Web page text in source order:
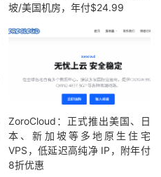
坡/美国机房，年付$24.99
ZoroCloud：正式推出美国、日
本、新加坡等多地原生住宅
VPS，低延迟高纯净 IP，附年付
8折优惠